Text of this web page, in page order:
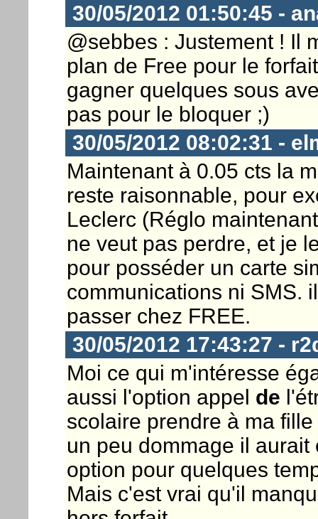
30/05/2012 01:50:45 -
@sebbes : Justement ! Il
plan de Free pour le
gagner quelques sous
pas pour le bloquer ;)
30/05/2012 08:02:31 -
Maintenant à 0.05 cts la
reste raisonnable, pour
Leclerc (Réglo
ne veut pas perdre, et je
pour posséder un carte
communications ni SMS.
passer chez FREE.
30/05/2012 17:43:27 -
Moi ce qui m'intéresse
aussi l'option appel de
scolaire prendre à ma
un peu dommage il
option pour quelques
Mais c'est vrai qu'il